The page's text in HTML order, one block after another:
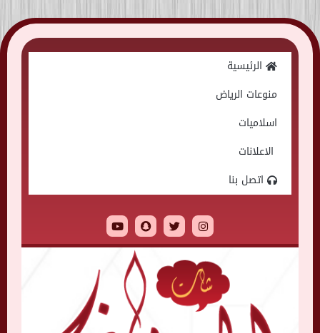
Skip
to
الرئيسية
منوعات الرياض
اسلاميات
الاعلانات
اتصل بنا